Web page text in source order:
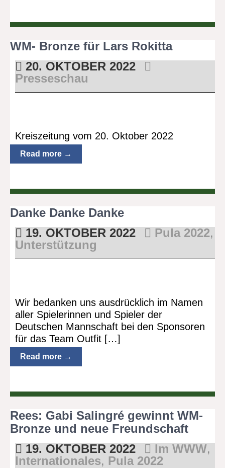
WM- Bronze für Lars Rokitta
20. OKTOBER 2022
Presseschau
Kreiszeitung vom 20. Oktober 2022
Read more →
Danke Danke Danke
19. OKTOBER 2022
Pula 2022,
Unterstützung
Wir bedanken uns ausdrücklich im Namen
aller Spielerinnen und Spieler der
Deutschen Mannschaft bei den Sponsoren
für das Team Outfit […]
Read more →
Rees: Gabi Salingré gewinnt WM-
Bronze und neue Freundschaft
19. OKTOBER 2022
Im WWW,
Internationales, Pula 2022